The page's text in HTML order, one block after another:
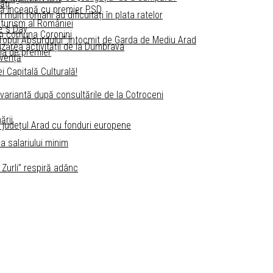
activității de la Dumbrava
înceapă cu premier PSD
de premier
după consultările de la Cotroceni
mulți români au dificultăți în plata ratelor
salariului minim
al României
Day
Capitală Culturală!
comuna Coronini
Absurdului” întocmit de Garda de Mediu Arad
Arad cu fonduri europene
respiră adânc